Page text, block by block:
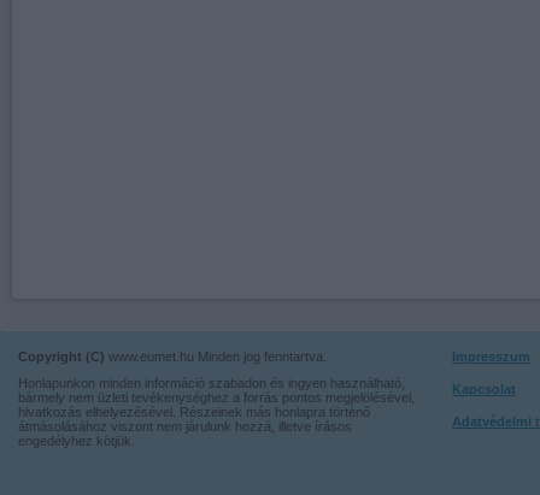
Copyright (C) www.eumet.hu Minden jog fenntartva.
Honlapunkon minden információ szabadon és ingyen használható,
bármely nem üzleti tevékenységhez a forrás pontos megjelölésével,
hivatkozás elhelyezésével. Részeinek más honlapra történő
átmásolásához viszont nem járulunk hozzá, illetve írásos
engedélyhez kötjük.
Impresszum
Kapcsolat
Adatvédelmi